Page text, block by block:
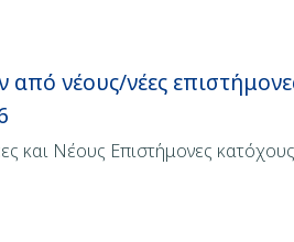
νέους/νέες
και Νέους Επιστήμονες